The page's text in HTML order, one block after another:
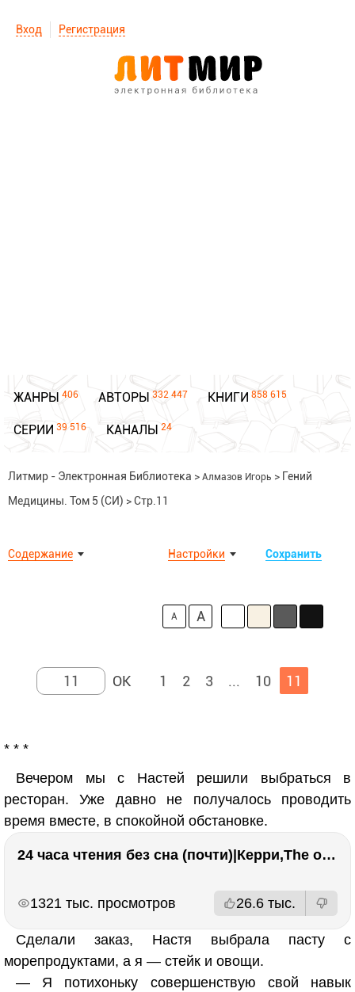
Вход Регистрация
ЖАНРЫ 406 АВТОРЫ 332 447 КНИГИ 858 615
СЕРИИ 39 516 КАНАЛЫ 24
Литмир - Электронная Библиотека > Алмазов Игорь > Гений
Медицины. Том 5 (СИ) >Стр.11
Содержание Сохранить
Настройки
A A
1 2 3 ... 10 11
* * *
Вечером мы с Настей решили выбраться в
ресторан. Уже давно не получалось проводить
время вместе, в спокойной обстановке.
24 часа чтения без сна (почти)|Керри,The one единственный, Адвокат дьявола
1321 тыс. просмотров 26.6 тыс.
Сделали заказ, Настя выбрала пасту с
морепродуктами, а я — стейк и овощи.
— Я потихоньку совершенствую свой навык